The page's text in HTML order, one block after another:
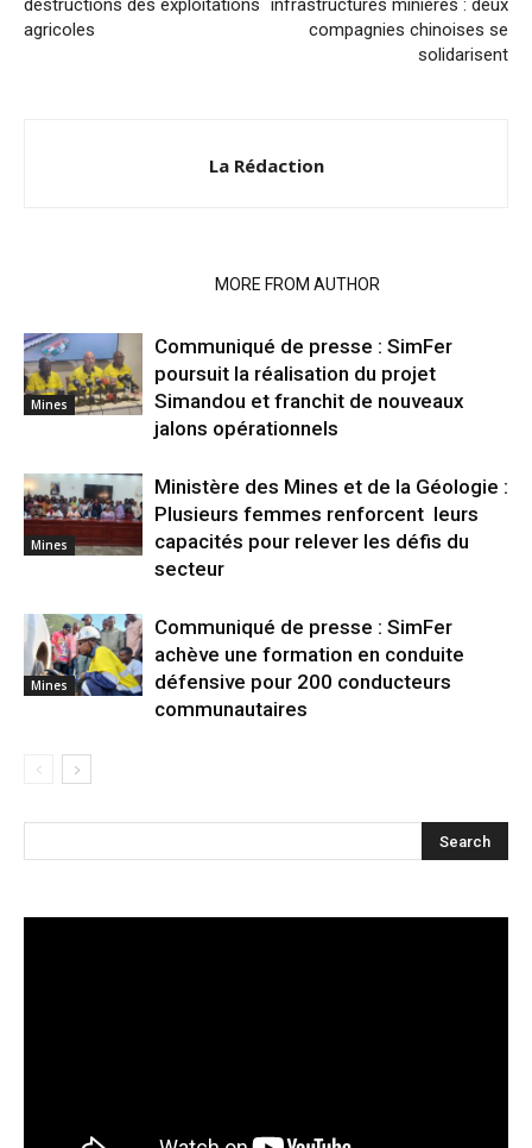
destructions des exploitations
agricoles
infrastructures minières : deux
compagnies chinoises se
solidarisent
La Rédaction
MORE FROM AUTHOR
Mines
Communiqué de presse : SimFer
poursuit la réalisation du projet
Simandou et franchit de nouveaux
jalons opérationnels
Mines
Ministère des Mines et de la Géologie :
Plusieurs femmes renforcent leurs
capacités pour relever les défis du
secteur
Mines
Communiqué de presse : SimFer
achève une formation en conduite
défensive pour 200 conducteurs
communautaires